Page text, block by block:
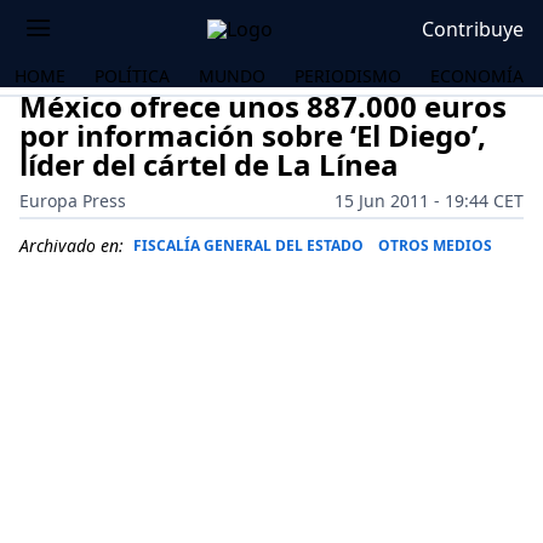
Contribuye
HOME POLÍTICA MUNDO PERIODISMO ECONOMÍA
México ofrece unos 887.000 euros
por información sobre ‘El Diego’,
líder del cártel de La Línea
Europa Press
15 Jun 2011 - 19:44 CET
Archivado en: FISCALÍA GENERAL DEL ESTADO OTROS MEDIOS